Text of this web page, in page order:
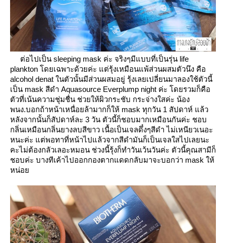
ต่อไปเป็น sleeping mask ค่ะ จริงๆมีแบบที่เป็นรุ่น life
plankton โดยเฉพาะด้วยค่ะ แต่รุ้งเหมือนแพ้ส่วนผสมตัวนึง คือ
alcohol denat ในตัวนั้นมีส่วนผสมอยู่ รุ้งเลยเปลี่ยนมาลองใช้ตัวนี้
เป็น mask สีดำ Aquasource Everplump night ค่ะ โดยรวมก็คือ
ตัวที่เน้นความชุ่มชื่น ช่วยให้ผิวกระชับ กระจ่างใสค่ะ น้อง
พนง.บอกถ้าหน้าเหนื่อยล้ามากก็ให้ mask ทุกวัน 1 สัปดาห์ แล้ว
หลังจากนั้นก็สัปดาห์ละ 3 วัน ตัวนี้ก็ชอบมากเหมือนกันค่ะ ชอบ
กลิ่นเหมือนกลิ่นยางลบสีขาว เนื้อเป็นเจลดึ๋งๆสีดำ ไม่เหนียวเนอะ
หนะค่ะ แต่พอทาที่หน้าไปแล้วจากสีดำมันก็เป็นเจลใสไปเลยนะ
คะไม่ต้องกลัวเลอะหมอน ช่วงนี้รุ้งก็ทำวันเว้นวันค่ะ ตัวนี้คุณสามีก็
ชอบค่ะ บางทีเค้าไปออกกองตากแดดกลับมาจะบอกว่า mask ให้
หน่อ